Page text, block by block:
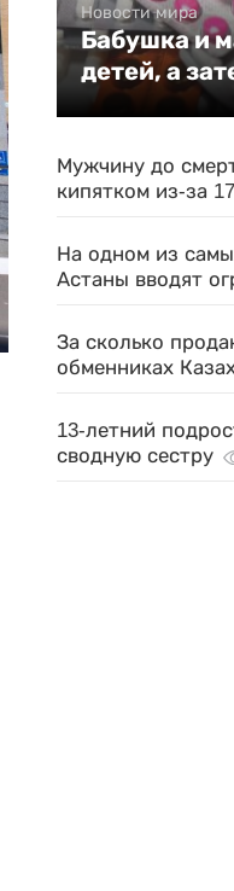
Новости мира
Бабушка и
детей, а
Мужчину до
кипятком из-за
На одном из
Астаны вводят
За сколько
обменниках
13-летний
сводную сестру